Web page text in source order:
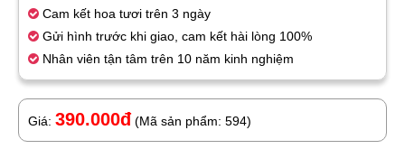
Cam kết hoa tươi trên 3 ngày
Gửi hình trước khi giao, cam kết hài lòng 100%
Nhân viên tận tâm trên 10 năm kinh nghiệm
Giá: 390.000đ (Mã sản phẩm: 594)